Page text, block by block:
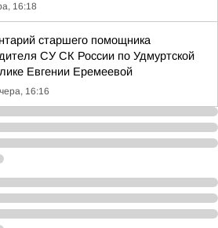
16:18
старшего помощника
СУ СК России по Удмуртской
Евгении Еремеевой
16:16